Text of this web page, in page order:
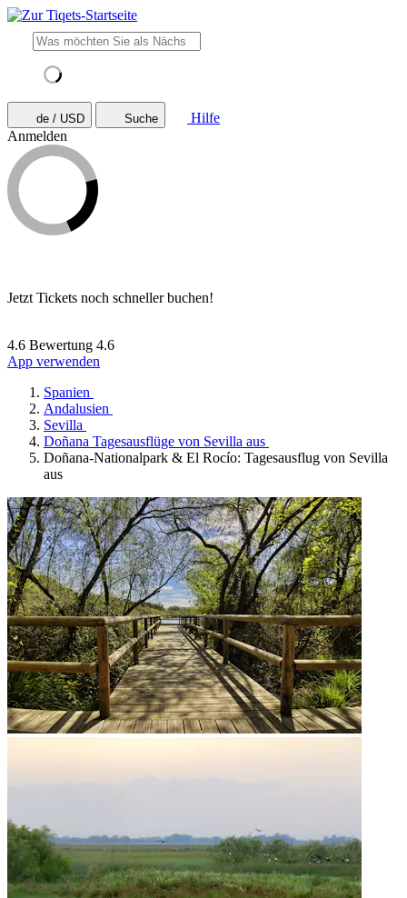
de / USD Suche
Hilfe
Anmelden
Jetzt Tickets noch schneller buchen!
4.6 Bewertung 4.6
App verwenden
Spanien
Andalusien
Sevilla
Doñana Tagesausflüge von Sevilla aus
Doñana-Nationalpark & El Rocío: Tagesausflug von Sevilla
aus